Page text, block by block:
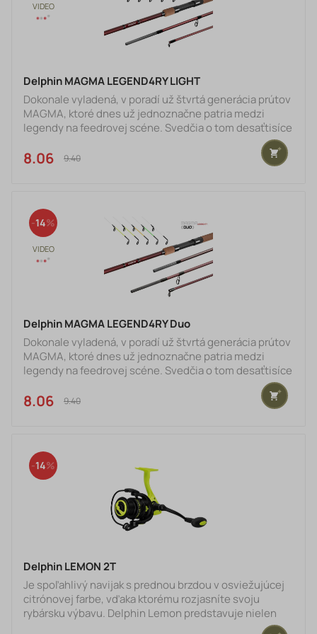
Delphin MAGMA LEGEND4RY LIGHT
Dokonale vyladená, v poradí už štvrtá generácia prútov
MAGMA, ktoré dnes už jednoznačne patria medzi
legendy na feedrovej scéne. Svedčia o tom desaťtisíce
predaných kusov a dovolíme si tvrdiť milióny zdolaných
rýb. Lepší recept na odladený prút, ako je samotný čas
si nedokážeme predstaviť. Aj to je jedným z dôvodov,
je charakteristická vínovo bordová farba a rokmi overen
8.06 €9.40 €
14
Delphin MAGMA LEGEND4RY Duo
Dokonale vyladená, v poradí už štvrtá generácia prútov
MAGMA, ktoré dnes už jednoznačne patria medzi
legendy na feedrovej scéne. Svedčia o tom desaťtisíce
predaných kusov a dovolíme si tvrdiť milióny zdolaných
rýb. Lepší recept na odladený prút, ako je samotný čas
si nedokážeme predstaviť. Aj to je jedným z dôvodov,
je charakteristická vínovo bordová farba a rokmi overen
8.06 €9.40 €
14
Delphin LEMON 2T
Je spoľahlivý navijak s prednou brzdou v osviežujúcej
citrónovej farbe, vďaka ktorému rozjasníte svoju
rybársku výbavu. Delphin Lemon predstavuje nielen
funkčný nástroj, ale aj štýlový doplnok vhodný pre